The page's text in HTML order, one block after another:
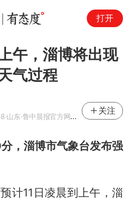
打开
午，淄博将出现
气过程
·山东·鲁中晨报官方网易号
关注
，淄博市气象台发布强
计11日凌晨到上午，淄